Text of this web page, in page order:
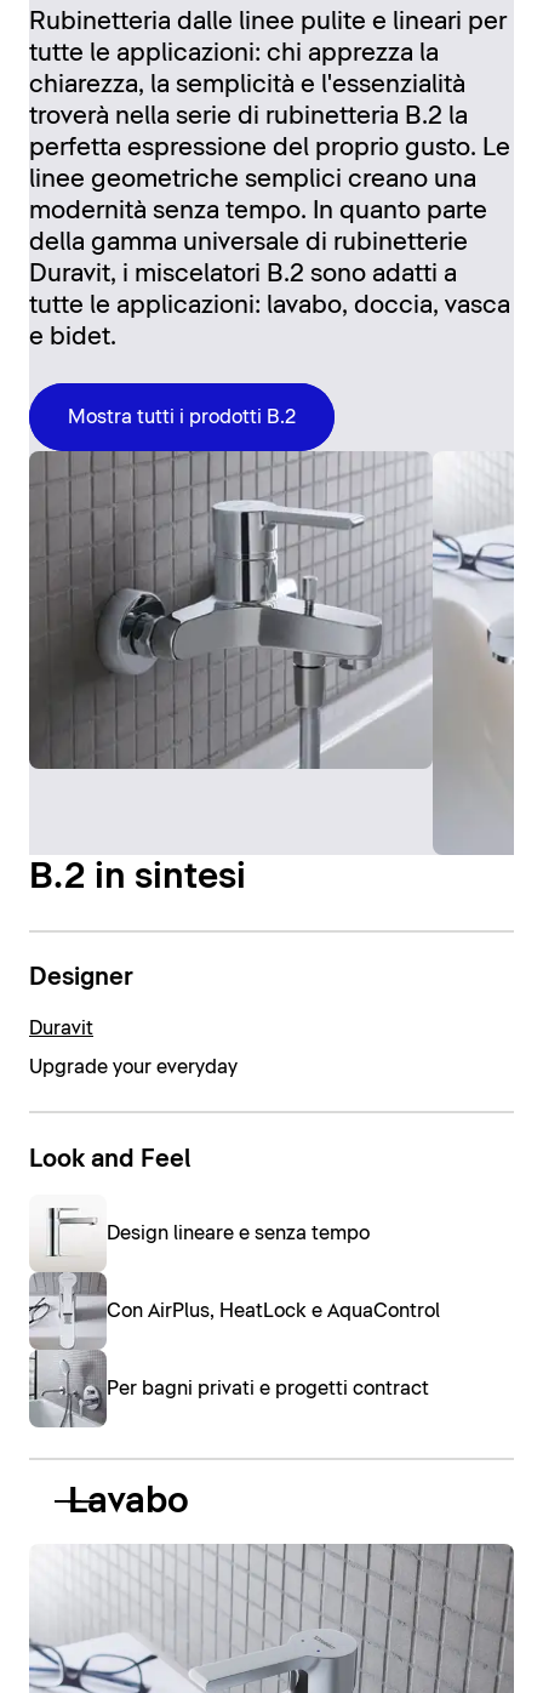
Rubinetteria dalle linee pulite e lineari per
tutte le applicazioni: chi apprezza la
chiarezza, la semplicità e l'essenzialità
troverà nella serie di rubinetteria B.2 la
perfetta espressione del proprio gusto. Le
linee geometriche semplici creano una
modernità senza tempo. In quanto parte
della gamma universale di rubinetterie
Duravit, i miscelatori B.2 sono adatti a
tutte le applicazioni: lavabo, doccia, vasca
e bidet.
Mostra tutti i prodotti B.2
B.2 in sintesi
Designer
Duravit
Upgrade your everyday
Look and Feel
Design lineare e senza tempo
Con AirPlus, HeatLock e AquaControl
Per bagni privati e progetti contract
Lavabo